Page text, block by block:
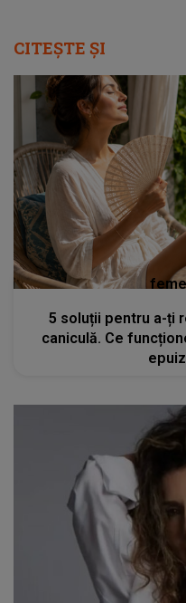
CITEȘTE ȘI
5 soluții pentru a-ți
caniculă. Ce